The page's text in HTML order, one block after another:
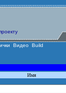
Видео Build
Имя